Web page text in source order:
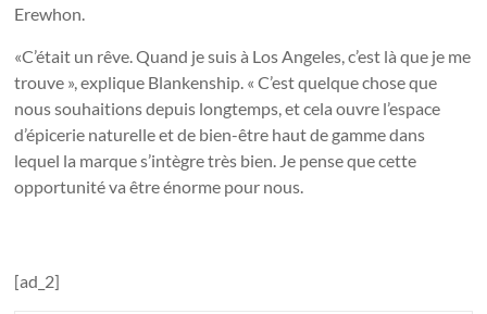
Erewhon.
«C’était un rêve. Quand je suis à Los Angeles, c’est là que je me
trouve », explique Blankenship. « C’est quelque chose que
nous souhaitions depuis longtemps, et cela ouvre l’espace
d’épicerie naturelle et de bien-être haut de gamme dans
lequel la marque s’intègre très bien. Je pense que cette
opportunité va être énorme pour nous.
[ad_2]